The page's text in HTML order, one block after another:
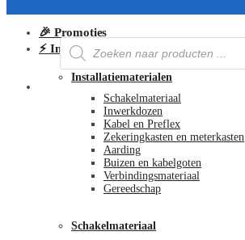
Producten
zoeken
🎉 Promoties
⚡ Installatiematerialen
Installatiematerialen
Schakelmateriaal
Inwerkdozen
Kabel en Preflex
Zekeringkasten en meterkasten
Aarding
Buizen en kabelgoten
Verbindingsmateriaal
Gereedschap
Schakelmateriaal